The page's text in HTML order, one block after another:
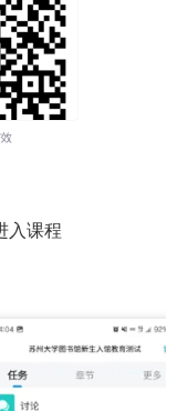
入课程